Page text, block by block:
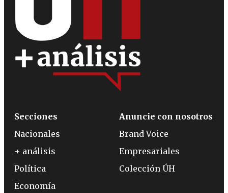
Secciones
Nacionales
+ análisis
Política
Economía
Anuncie con nosotros
Brand Voice
Empresariales
Colección ÚH